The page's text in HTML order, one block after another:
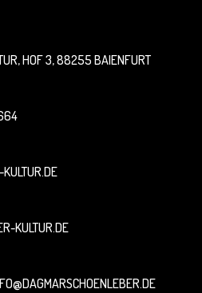
HOF 3, 88255 BAIENFURT
KULTUR.DE